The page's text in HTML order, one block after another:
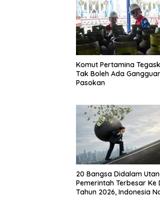
Komut Pertamina
Tak Boleh Ada
Pasokan
20 Bangsa Didalam
Pemerintah Terbesar Ke
Tahun 2026, Indonesia